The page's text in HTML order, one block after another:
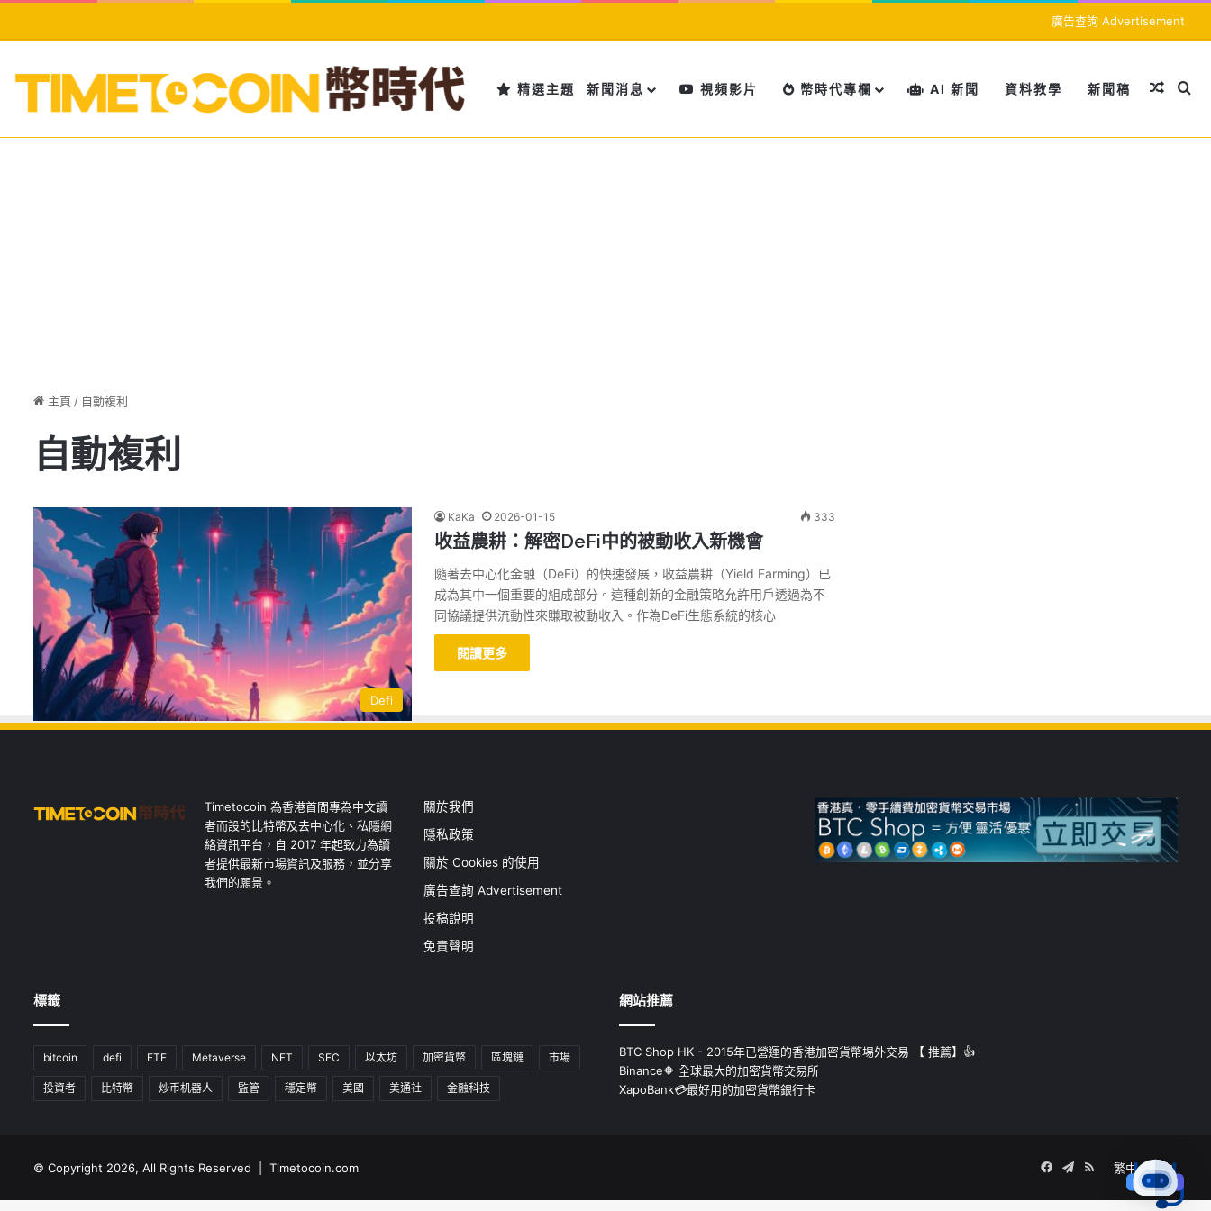
廣告查詢 Advertisement
精選主題 新聞消息 視頻影片 幣時代專欄 AI 新聞 資料教學 新聞稿 隨機文
搜
主頁 / 自動複利
自動複利
Defi
KaKa 2026-01-15 333
收益農耕：解密DeFi中的被動收入新機會
隨著去中心化金融（DeFi）的快速發展，收益農耕（Yield Farming）已
成為其中一個重要的組成部分。這種創新的金融策略允許用戶透過為不
同協議提供流動性來賺取被動收入。作為DeFi生態系統的核心
閱讀更多
Timetocoin 為香港首間專為中文讀
者而設的比特幣及去中心化、私隱網
絡資訊平台，自 2017 年起致力為讀
者提供最新市場資訊及服務，並分享
我們的願景。
關於我們
隱私政策
關於 Cookies 的使用
廣告查詢 Advertisement
投稿說明
免責聲明
標籤
bitcoin defi ETF Metaverse NFT SEC 以太坊 加密貨幣 區塊鏈 市場
投資者 比特幣 炒币机器人 監管 穩定幣 美國 美通社 金融科技
網站推薦
BTC Shop HK - 2015年已營運的香港加密貨幣埸外交易 【 推薦】👍
Binance🔶 全球最大的加密貨幣交易所
XapoBank💳最好用的加密貨幣銀行卡
© Copyright 2026, All Rights Reserved | Timetocoin.com 繁中 簡中
Facebook
Telegram
RSS